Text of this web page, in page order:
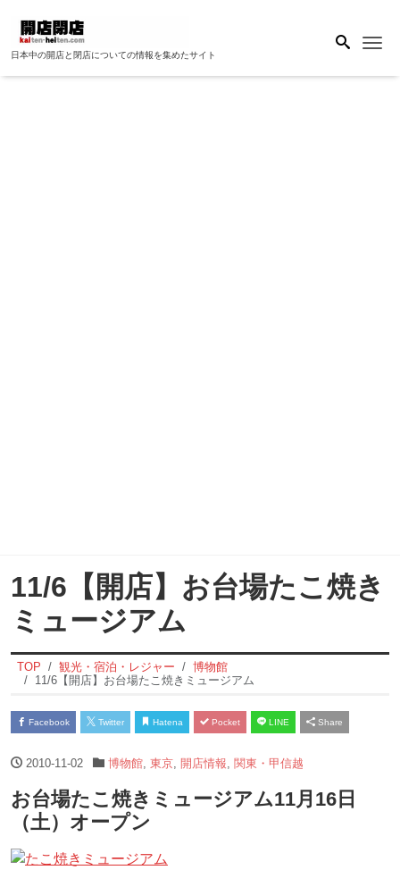
日本中の開店と閉店についての情報を集めたサイト
11/6【開店】お台場たこ焼き
ミュージアム
TOP 観光・宿泊・レジャー
博物館
11/6【開店】お台場たこ焼きミュージアム
Facebook Twitter Hatena Pocket LINE Share
2010-11-02 博物館, 東京, 開店情報 関東・甲信越
お台場たこ焼きミュージアム11月16日
（土）オープン